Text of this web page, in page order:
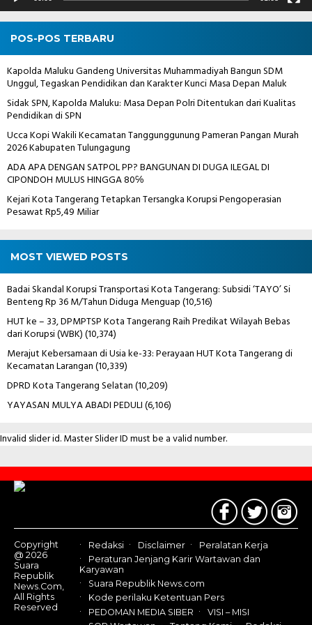
POS-POS TERBARU
Kapolda Maluku Gandeng Universitas Muhammadiyah Bangun SDM
Unggul, Tegaskan Pendidikan dan Karakter Kunci Masa Depan Maluk
Sidak SPN, Kapolda Maluku: Masa Depan Polri Ditentukan dari Kualitas
Pendidikan di SPN
Ucca Kopi Wakili Kecamatan Tanggunggunung Pameran Pangan Murah
2026 Kabupaten Tulungagung
ADA APA DENGAN SATPOL PP? BANGUNAN DI DUGA ILEGAL DI
CIPONDOH MULUS HINGGA 80℅
Kejari Kota Tangerang Tetapkan Tersangka Korupsi Pengoperasian
Pesawat Rp5,49 Miliar
MOST VIEWED POSTS
Badai Skandal Korupsi Transportasi Kota Tangerang: Subsidi ‘TAYO’ Si
Benteng Rp 36 M/Tahun Diduga Menguap(10,516)
HUT ke – 33, DPMPTSP Kota Tangerang Raih Predikat Wilayah Bebas
dari Korupsi (WBK)(10,374)
Merajut Kebersamaan di Usia ke-33: Perayaan HUT Kota Tangerang di
Kecamatan Larangan(10,339)
DPRD Kota Tangerang Selatan(10,209)
YAYASAN MULYA ABADI PEDULI(6,106)
Invalid slider id. Master Slider ID must be a valid number.
Contact
Us
Copyright
@ 2026
Suara
Republik
News.Com,
All Rights
Reserved
Redaksi Disclaimer
Peralatan Kerja
Peraturan Jenjang Karir Wartawan dan
Karyawan
Suara Republik News.com
Kode perilaku Ketentuan Pers
PEDOMAN MEDIA SIBER
VISI – MISI